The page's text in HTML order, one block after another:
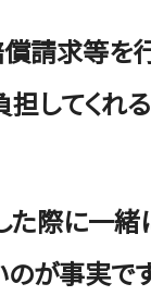
請求等を
してくれる
際に一緒
が事実です